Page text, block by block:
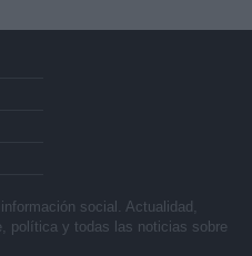
social. Actualidad,
política y todas las noticias sobre